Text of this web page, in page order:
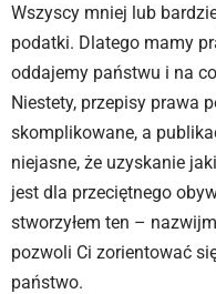
Wszyscy mniej lub
podatki. Dlatego mamy
oddajemy państwu i na
Niestety, przepisy prawa
skomplikowane, a
niejasne, że uzyskanie
jest dla przeciętnego
stworzyłem ten –
pozwoli Ci zorientować
państwo.